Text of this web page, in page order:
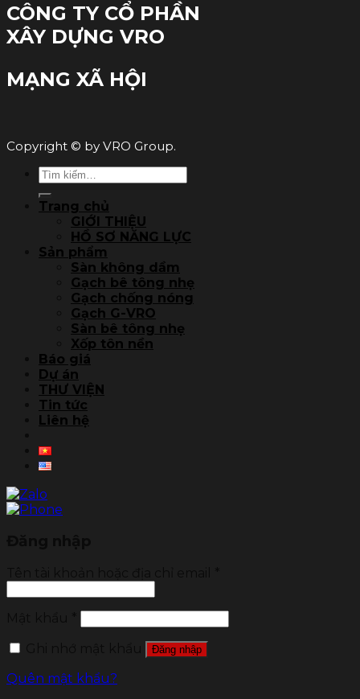
CÔNG TY CỔ PHẦN
XÂY DỰNG VRO
MẠNG XÃ HỘI
Copyright © by VRO Group.
Tìm
kiếm:
Trang chủ
GIỚI THIỆU
HỒ SƠ NĂNG LỰC
Sản phẩm
Sàn không dầm
Gạch bê tông nhẹ
Gạch chống nóng
Gạch G-VRO
Sàn bê tông nhẹ
Xốp tôn nền
Báo giá
Dự án
THƯ VIỆN
Tin tức
Liên hệ
Đăng nhập
Quên mật khẩu?